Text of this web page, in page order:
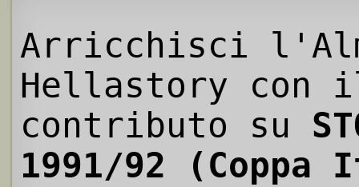
Arricchisci
Hellastory con
contributo su
1991/92